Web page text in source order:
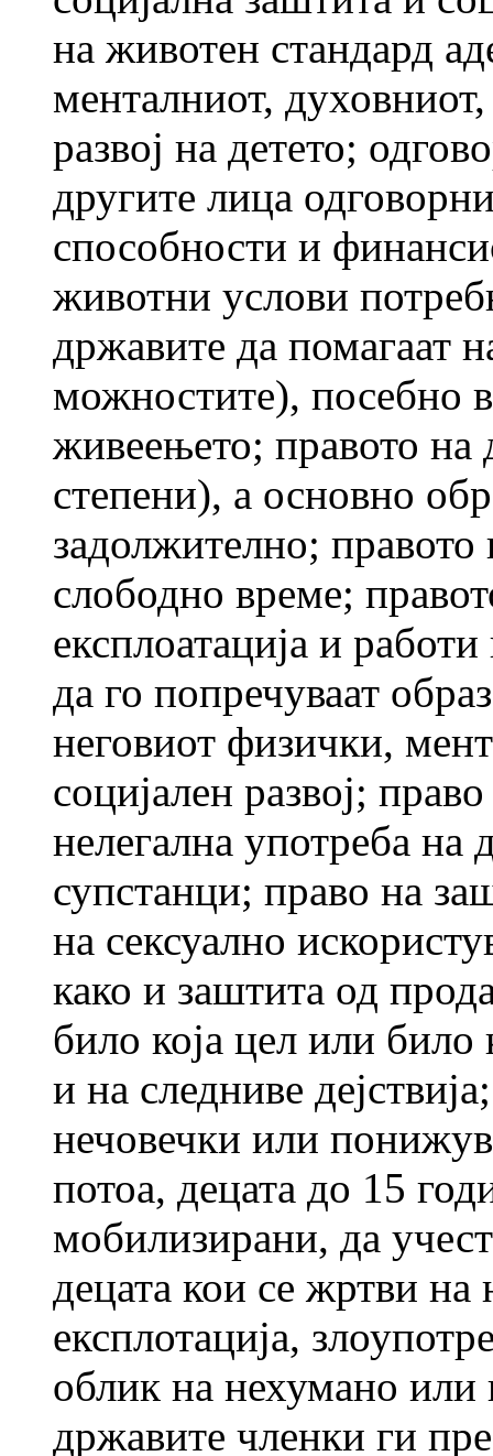
на животен стандард
менталниот,
развој на детето;
другите лица
способности и
животни услови
државите да помагаат
можностите), посебно
живеењето; правото на
степени), а основно
задолжително;
слободно време;
експлоатација и
да го попречуваат
неговиот физички,
социјален развој;
нелегална употреба на
супстанци; право на
на сексуално
како и заштита од
било која цел или било
и на следниве
нечовечки или
потоа, децата до 15
мобилизирани, да
децата кои се жртви на
експлотација,
облик на нехумано
државите членки ги